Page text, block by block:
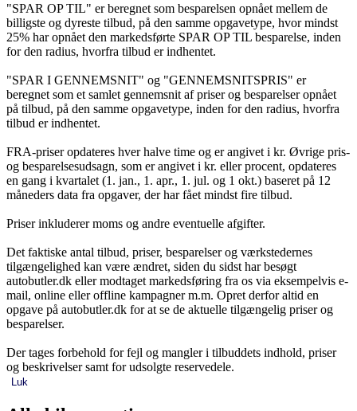
"SPAR OP TIL" er beregnet som besparelsen opnået mellem de
billigste og dyreste tilbud, på den samme opgavetype, hvor mindst
25% har opnået den markedsførte SPAR OP TIL besparelse, inden
for den radius, hvorfra tilbud er indhentet.
"SPAR I GENNEMSNIT" og "GENNEMSNITSPRIS" er
beregnet som et samlet gennemsnit af priser og besparelser opnået
på tilbud, på den samme opgavetype, inden for den radius, hvorfra
tilbud er indhentet.
FRA-priser opdateres hver halve time og er angivet i kr. Øvrige pris-
og besparelsesudsagn, som er angivet i kr. eller procent, opdateres
en gang i kvartalet (1. jan., 1. apr., 1. jul. og 1 okt.) baseret på 12
måneders data fra opgaver, der har fået mindst fire tilbud.
Priser inkluderer moms og andre eventuelle afgifter.
Det faktiske antal tilbud, priser, besparelser og værkstedernes
tilgængelighed kan være ændret, siden du sidst har besøgt
autobutler.dk eller modtaget markedsføring fra os via eksempelvis e-
mail, online eller offline kampagner m.m. Opret derfor altid en
opgave på autobutler.dk for at se de aktuelle tilgængelig priser og
besparelser.
Der tages forbehold for fejl og mangler i tilbuddets indhold, priser
og beskrivelser samt for udsolgte reservedele.
Luk